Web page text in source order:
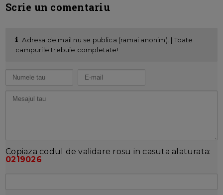
Scrie un comentariu
Adresa de mail nu se publica (ramai anonim). | Toate
campurile trebuie completate!
Copiaza codul de validare rosu in casuta alaturata:
0219026